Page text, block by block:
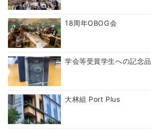
18周年OBOG会
学会等受賞学生への記念品
大林組 Port Plus